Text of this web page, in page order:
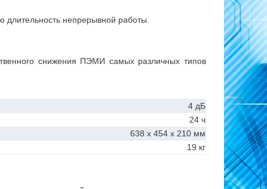
длительность непрерывной работы.
снижения ПЭМИ самых различных типов
4 дБ
24 ч
638 х 454 х 210 мм
19 кг